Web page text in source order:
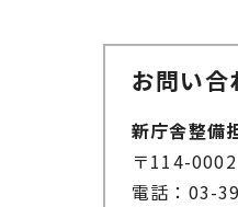
お問い合
新庁舎整備
〒114-
電話：03-